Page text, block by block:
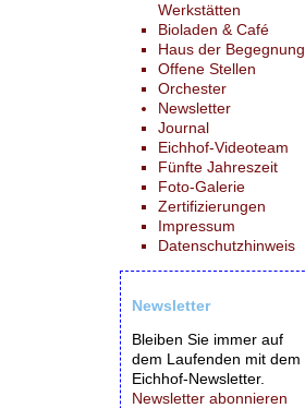
Werkstätten
Bioladen & Café
Haus der Begegnung
Offene Stellen
Orchester
Newsletter
Journal
Eichhof-Videoteam
Fünfte Jahreszeit
Foto-Galerie
Zertifizierungen
Impressum
Datenschutzhinweis
Newsletter
Bleiben Sie immer auf
dem Laufenden mit dem
Eichhof-Newsletter.
Newsletter abonnieren